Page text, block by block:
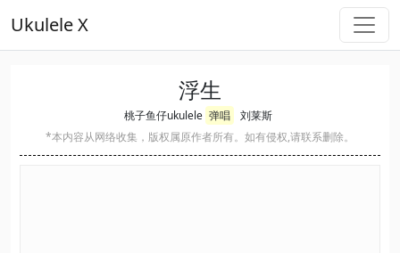
Ukulele X
浮生
桃子鱼仔ukulele 弹唱
刘莱斯
*本内容从网络收集，版权属原作者所有。如有侵权,请联系删除。